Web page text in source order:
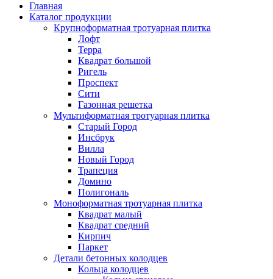
Главная
Каталог продукции
Крупноформатная тротуарная плитка
Лофт
Терра
Квадрат большой
Ригель
Проспект
Сити
Газонная решетка
Мультиформатная тротуарная плитка
Старый Город
Инсбрук
Вилла
Новый Город
Трапеция
Домино
Полигональ
Моноформатная тротуарная плитка
Квадрат малый
Квадрат средний
Кирпич
Паркет
Детали бетонных колодцев
Кольца колодцев